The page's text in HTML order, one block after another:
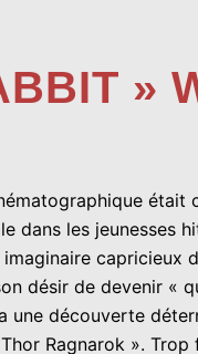
»
était
dans les jeunesses
capricieux
désir de devenir «
découverte
Ragnarok ».